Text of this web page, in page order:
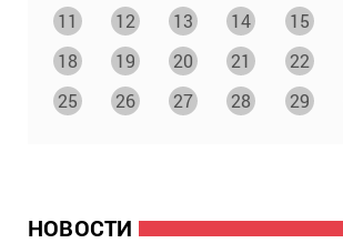
НОВОСТИ
11
12 13 14 15
18
19 20 21 22
25
26 27 28 29